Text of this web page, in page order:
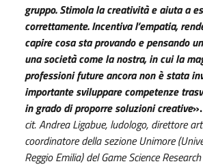
gruppo. Stimola la creatività e aiuta a
correttamente. Incentiva l’empatia,
capire cosa sta provando e pensando
una società come la nostra, in cui la
professioni future ancora non è stata
importante sviluppare competenze
in grado di proporre soluzioni creative».
cit. Andrea Ligabue, ludologo, direttore
coordinatore della sezione Unimore
Reggio Emilia) del Game Science